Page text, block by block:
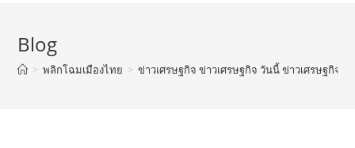
Blog
> พลิกโฉมเมืองไทย > ข่าวเศรษฐกิจ ข่าวเศรษฐกิจ วันนี้ ข่าวเศรษฐกิจ